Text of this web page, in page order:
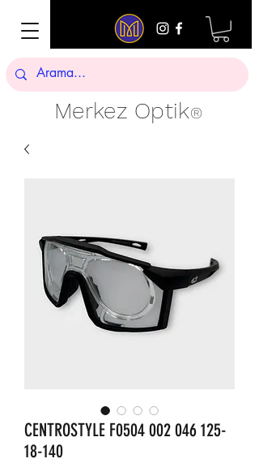
Merkez Optik®
CENTROSTYLE F0504 002 046 125-
18-140